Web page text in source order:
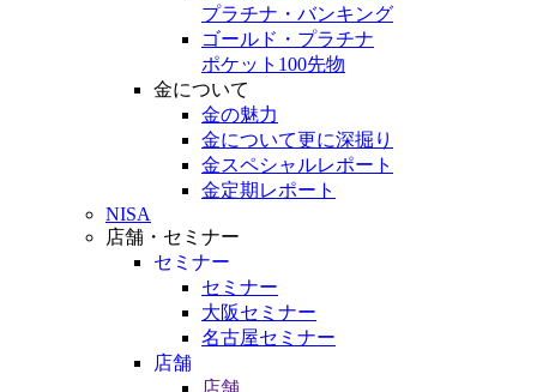
プラチナ・バンキング
ゴールド・プラチナ
ポケット100先物
金について
金の魅力
金について更に深掘り
金スペシャルレポート
金定期レポート
NISA
店舗・セミナー
セミナー
セミナー
大阪セミナー
名古屋セミナー
店舗
店舗